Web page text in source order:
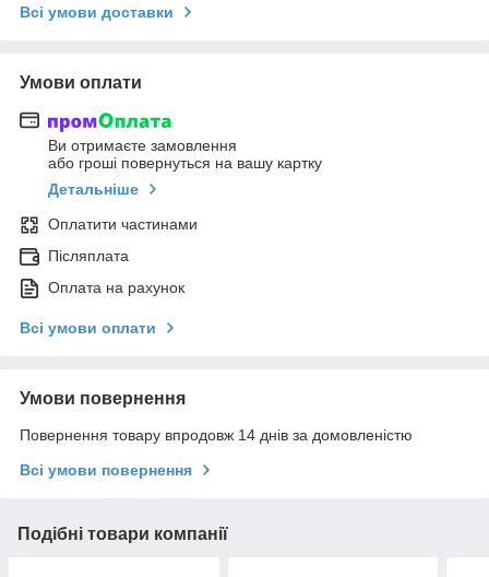
Всі умови доставки
Умови оплати
Ви отримаєте замовлення
або гроші повернуться на вашу картку
Детальніше
Оплатити частинами
Післяплата
Оплата на рахунок
Всі умови оплати
Умови повернення
Повернення товару впродовж 14 днів за домовленістю
Всі умови повернення
Подібні товари компанії